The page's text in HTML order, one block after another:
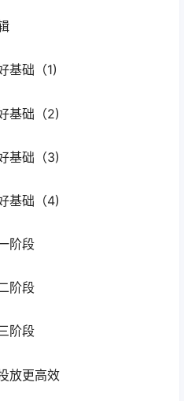
基础（1)
基础（2)
基础（3)
基础（4)
阶段
阶段
阶段
放更高效